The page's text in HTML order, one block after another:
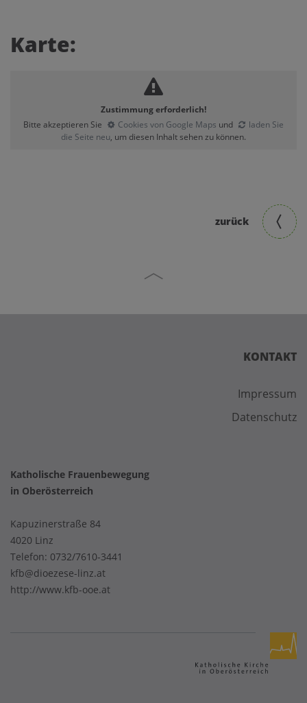
Karte:
Zustimmung erforderlich!
Bitte akzeptieren Sie
Cookies von Google Maps und
laden Sie
die Seite neu, um diesen Inhalt sehen zu können.
zurück
KONTAKT
Impressum
Datenschutz
Katholische Frauenbewegung
in Oberösterreich
Kapuzinerstraße 84
4020 Linz
Telefon: 0732/7610-3441
kfb@dioezese-linz.at
http://www.kfb-ooe.at